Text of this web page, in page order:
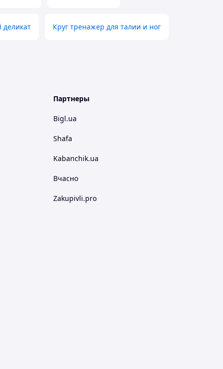
Круг тренажер для талии и ног
Партнеры
Bigl.ua
Shafa
Kabanchik.ua
Вчасно
Zakupivli.pro